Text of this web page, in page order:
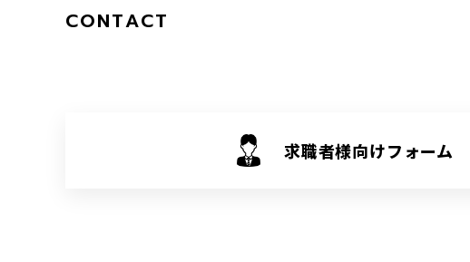
CONTACT
求職者様向けフォーム